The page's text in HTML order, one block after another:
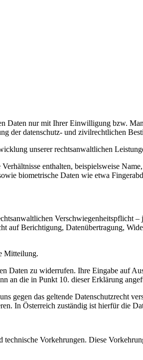
Daten nur mit Ihrer Einwilligung bzw.
der datenschutz- und zivilrechtlichen
unserer rechtsanwaltlichen
enthalten, beispielsweise
biometrische Daten wie etwa
Verschwiegenheitspflicht
Berichtigung, Datenübertragung,
Mitteilung.
Daten zu widerrufen. Ihre Eingabe auf
an die in Punkt 10. dieser Erklärung
gegen das geltende Datenschutzrecht
In Österreich zuständig ist hierfür die
Vorkehrungen. Diese